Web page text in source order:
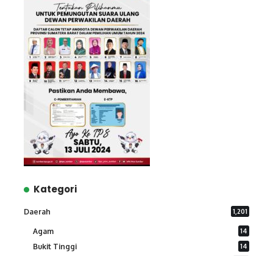
Kategori
Daerah 1,201
Agam 14
Bukit Tinggi 14